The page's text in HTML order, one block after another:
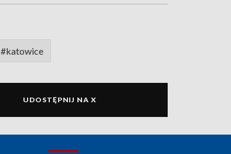
#katowice
UDOSTĘPNIJ NA X